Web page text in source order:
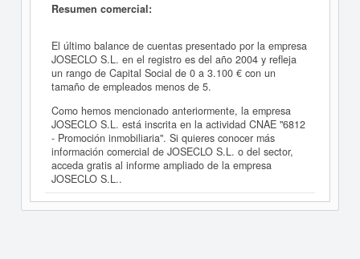
Resumen comercial:
El último balance de cuentas presentado por la empresa
JOSECLO S.L. en el registro es del año 2004 y refleja
un rango de Capital Social de 0 a 3.100 € con un
tamaño de empleados menos de 5.
Como hemos mencionado anteriormente, la empresa
JOSECLO S.L. está inscrita en la actividad CNAE "6812
- Promoción inmobiliaria". Si quieres conocer más
información comercial de JOSECLO S.L. o del sector,
acceda gratis al informe ampliado de la empresa
JOSECLO S.L..